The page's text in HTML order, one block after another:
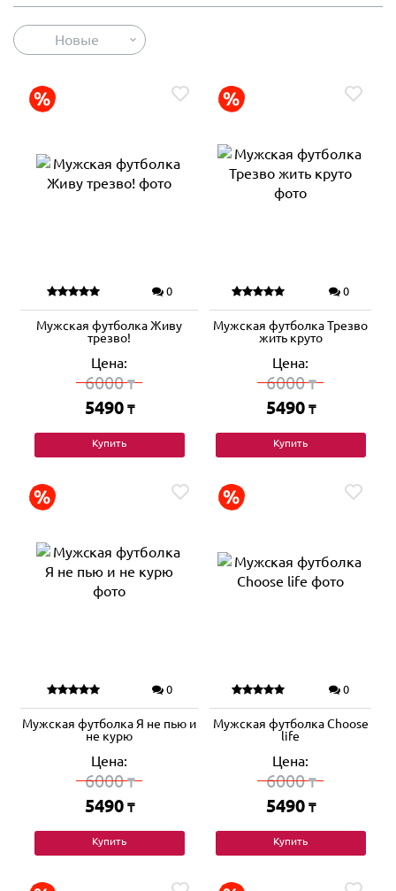
Новые
0
Мужская футболка Живу
трезво!
Цена:
6000₸
5490 ₸
Купить
0
Мужская футболка Трезво
жить круто
Цена:
6000₸
5490 ₸
Купить
0
Мужская футболка Я не пью и
не курю
Цена:
6000₸
5490 ₸
Купить
0
Мужская футболка Choose
life
Цена:
6000₸
5490 ₸
Купить